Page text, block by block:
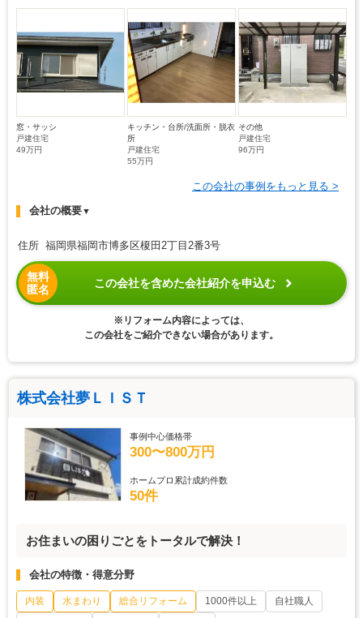
窓・サッシ
戸建住宅
49万円
キッチン・台所/洗面所・脱衣
所
戸建住宅
55万円
その他
戸建住宅
96万円
この会社の事例をもっと見る >
会社の概要▼
住所 福岡県福岡市博多区榎田2丁目2番3号
無料
匿名
この会社を含めた会社紹介を申込む
※リフォーム内容によっては、
この会社をご紹介できない場合があります。
株式会社夢ＬＩＳＴ
事例中心価格帯
300〜800万円
ホームプロ累計成約件数
50件
お住まいの困りごとをトータルで解決！
会社の特徴・得意分野
内装 水まわり 総合リフォーム 1000件以上
自社職人